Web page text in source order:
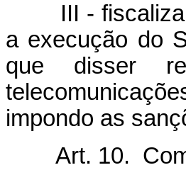
III - fiscalizar,
a execução do
que disser
impondo as
Art. 10.